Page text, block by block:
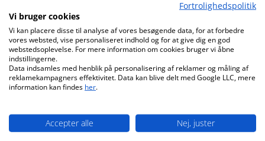
Producent:Eurotherm
Almindelig pris:
184,58 kr.
Tilgængelig, leveringstid: 4-6 dage
Detaljer
Kun 6 på lager!
Fortrolighedspolitik
Vi bruger cookies
Vi kan placere disse til analyse af vores besøgende data, for at forbedre
vores websted, vise personaliseret indhold og for at give dig en god
webstedsoplevelse. For mere information om cookies bruger vi åbne
indstillingerne.
Data indsamles med henblik på personalisering af reklamer og måling af
reklamekampagners effektivitet. Data kan blive delt med Google LLC, mere
information kan findes her.
Accepter alle Nej, juster